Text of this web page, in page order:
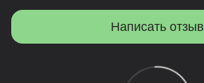
Написать отзыв